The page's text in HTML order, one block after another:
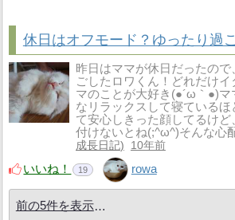
昨日はママが休日だったので
ごしたロワくん！どれだけ
マのことが大好き(●´ω｀●)マ
なリラックスして寝ている
て安心しきった顔してるけ
付けないとね(;^ω^)そんな心
成長日記
10年前
いいね！ 19 rowa
前の5件を表示